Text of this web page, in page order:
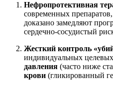
Нефропротективная
современных препаратов,
доказано замедляют
сердечно-сосудистый
Жесткий контроль
индивидуальных
давления (часто ниже
крови (гликированный